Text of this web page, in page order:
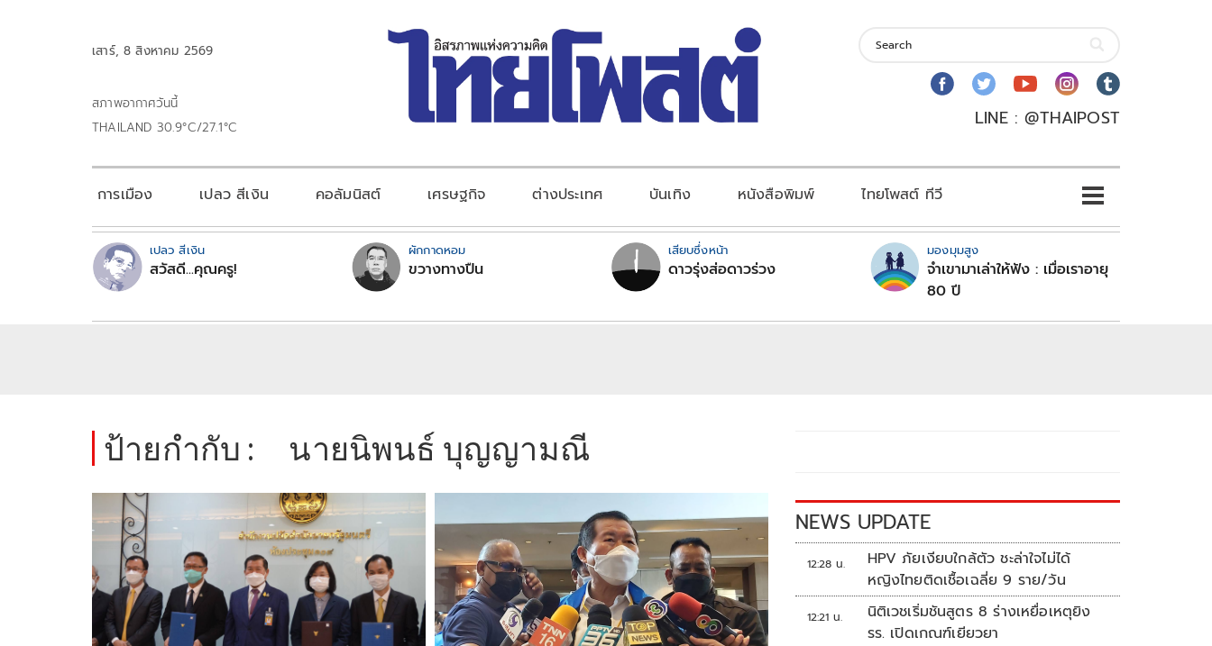
เสาร์, 8 สิงหาคม 2569
สภาพอากาศวันนี้
THAILAND 30.9°C/27.1°C
LINE : @THAIPOST
การเมือง เปลว สีเงิน คอลัมนิสต์ เศรษฐกิจ ต่างประเทศ บันเทิง หนังสือพิมพ์ ไทยโพสต์ ทีวี
เปลว สีเงิน
สวัสดี...คุณครู!
ผักกาดหอม
ขวางทางปืน
เสียบซึ่งหน้า
ดาวรุ่งส่อดาวร่วง
มองมุมสูง
จำเขามาเล่าให้ฟัง : เมื่อเราอายุ
80 ปี
ป้ายกำกับ : นายนิพนธ์ บุญญามณี
NEWS UPDATE
12:28 น.
HPV ภัยเงียบใกล้ตัว ชะล่าใจไม่ได้
หญิงไทยติดเชื้อเฉลี่ย 9 ราย/วัน
12:21 น.
นิติเวชเริ่มชันสูตร 8 ร่างเหยื่อเหตุยิง
รร. เปิดเกณฑ์เยียวยา